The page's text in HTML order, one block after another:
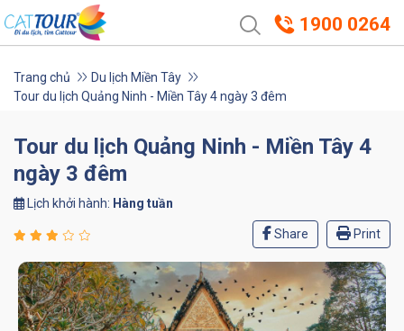
1900 0264
Trang chủ
Du lịch Miền Tây
Tour du lịch Quảng Ninh - Miền Tây 4 ngày 3 đêm
Tour du lịch Quảng Ninh - Miền Tây 4
ngày 3 đêm
Lịch khởi hành: Hàng tuần
Share Print